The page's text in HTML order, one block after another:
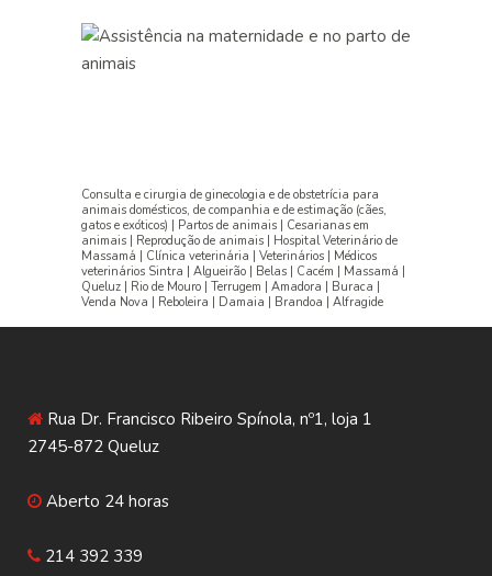
Consulta e cirurgia de ginecologia e de obstetrícia para
animais domésticos, de companhia e de estimação (cães,
gatos e exóticos) | Partos de animais | Cesarianas em
animais | Reprodução de animais | Hospital Veterinário de
Massamá | Clínica veterinária | Veterinários | Médicos
veterinários Sintra | Algueirão | Belas | Cacém | Massamá |
Queluz | Rio de Mouro | Terrugem | Amadora | Buraca |
Venda Nova | Reboleira | Damaia | Brandoa | Alfragide
Rua Dr. Francisco Ribeiro Spínola, nº1, loja 1
2745-872 Queluz
Aberto 24 horas
214 392 339